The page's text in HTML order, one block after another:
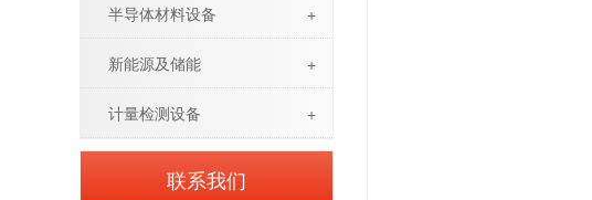
半导体材料设备 +
新能源及储能 +
计量检测设备 +
联系我们